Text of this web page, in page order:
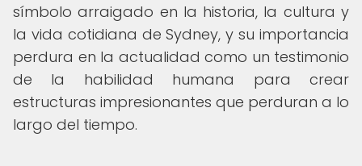
símbolo arraigado en la historia, la cultura y
la vida cotidiana de Sydney, y su importancia
perdura en la actualidad como un testimonio
de la habilidad humana para crear
estructuras impresionantes que perduran a lo
largo del tiempo.